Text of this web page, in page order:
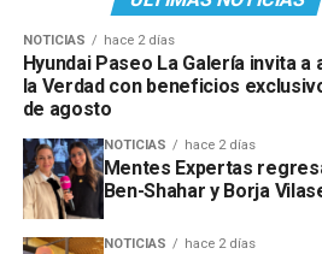
NOTICIAS hace 2 días
Hyundai Paseo La Galería invita
la Verdad con beneficios
de agosto
NOTICIAS hace 2 días
Mentes Expertas
Ben-Shahar y Borja
NOTICIAS hace 2 días